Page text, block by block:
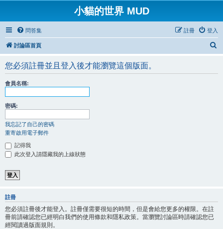
小貓的世界 MUD
問答集 登入
註冊
討論區首頁
您必須註冊並且登入後才能瀏覽這個版面。
會員名稱:
密碼:
我忘記了自己的密碼
重寄啟用電子郵件
記得我
此次登入請隱藏我的上線狀態
註冊
您必須註冊後才能登入。註冊僅需要很短的時間，但是會給您更多的權限。在註
冊前請確認您已經明白我們的使用條款和隱私政策。當瀏覽討論區時請確認您已
經閱讀過版面規則。